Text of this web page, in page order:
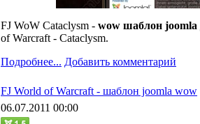
FJ WoW Cataclysm - wow шаблон joomla
of Warcraft - Cataclysm.
Подробнее... Добавить комментарий
FJ World of Warcraft - шаблон joomla wow
06.07.2011 00:00